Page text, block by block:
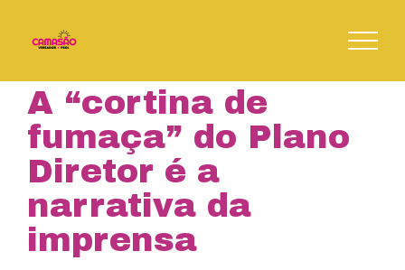
A “cortina de
fumaça” do Plano
Diretor é a
narrativa da
imprensa